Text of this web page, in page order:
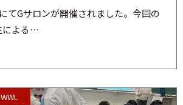
てGサロンが開催されました。今回の
による…